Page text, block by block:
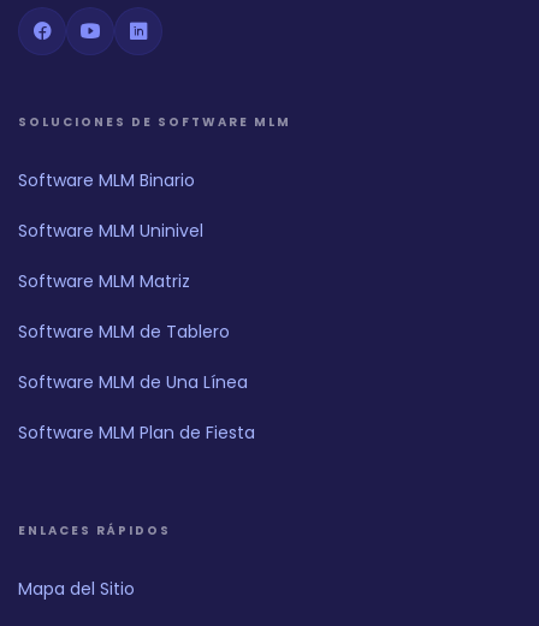
SOLUCIONES DE SOFTWARE MLM
Software MLM Binario
Software MLM Uninivel
Software MLM Matriz
Software MLM de Tablero
Software MLM de Una Línea
Software MLM Plan de Fiesta
ENLACES RÁPIDOS
Mapa del Sitio